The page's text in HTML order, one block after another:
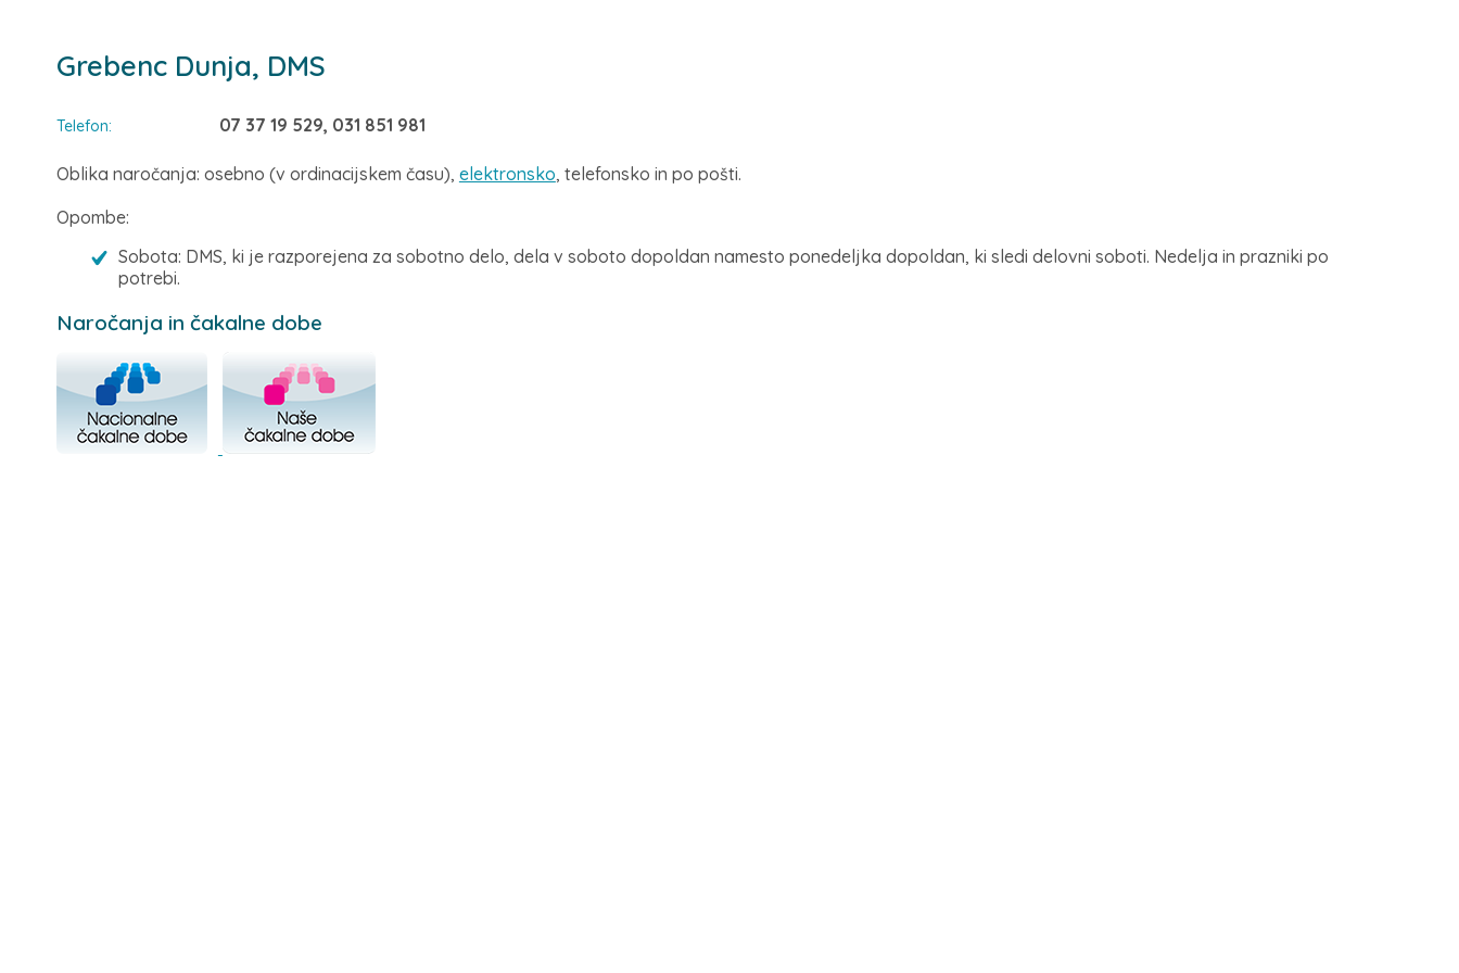
Grebenc Dunja, DMS
Telefon: 07 37 19 529, 031 851 981
Oblika naročanja: osebno (v ordinacijskem času), elektronsko, telefonsko in po pošti.
Opombe:
Sobota: DMS, ki je razporejena za sobotno delo, dela v soboto dopoldan namesto ponedeljka dopoldan, ki sledi delovni soboti. Nedelja in prazniki po
potrebi.
Naročanja in čakalne dobe